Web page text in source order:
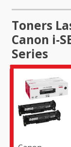
Toners
Canon i-
Series